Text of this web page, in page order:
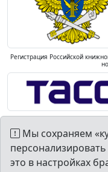
Регистрация Российской
Мы сохраняем
это в настройках